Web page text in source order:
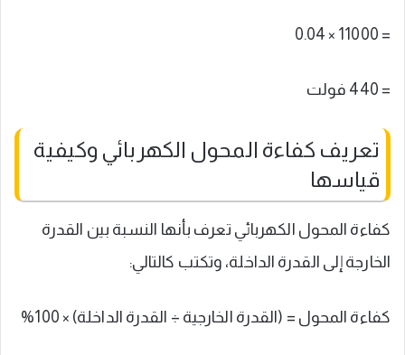
= 11000 × 0.04
= 440 فولت
تعريف كفاءة المحول الكهربائي وكيفية
قياسها
كفاءة المحول الكهربائي تعرف بأنها النسبة بين القدرة
الخارجة إلى القدرة الداخلة، وتكتب كالتالي:
كفاءة المحول = (القدرة الخارجية ÷ القدرة الداخلة) × 100%